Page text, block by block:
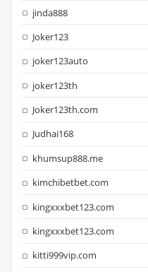
jinda888
Joker123
joker123auto
joker123th
Joker123th.com
Judhai168
khumsup888.me
kimchibetbet.com
kingxxxbet123.com
kingxxxbet123.com
kitti999vip.com